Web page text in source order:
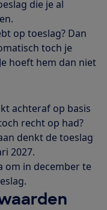
die je al
op toeslag? Dan
toch je
hoeft hem dan niet
achteraf op basis
recht op had?
denkt de toeslag
2027.
om in december te